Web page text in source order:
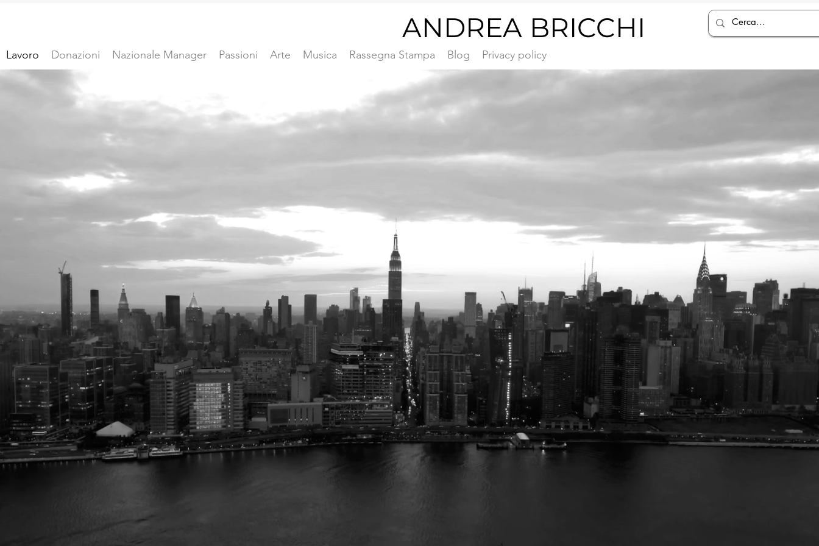
ANDREA BRICCHI
Lavoro Donazioni Nazionale Manager Passioni Arte Musica Rassegna Stampa Blog Privacy policy